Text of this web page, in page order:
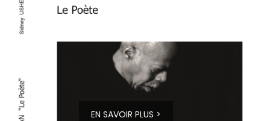
EN SAVOIR PLUS >